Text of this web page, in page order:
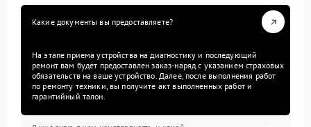
Какие документы вы предоставляете?
На этапе приема устройства на диагностику и последующий
ремонт вам будет предоставлен заказ-наряд с указанием страховых
обязательств на ваше устройство. Далее, после выполнения работ
по ремонту техники, вы получите акт выполненных работ и
гарантийный талон.